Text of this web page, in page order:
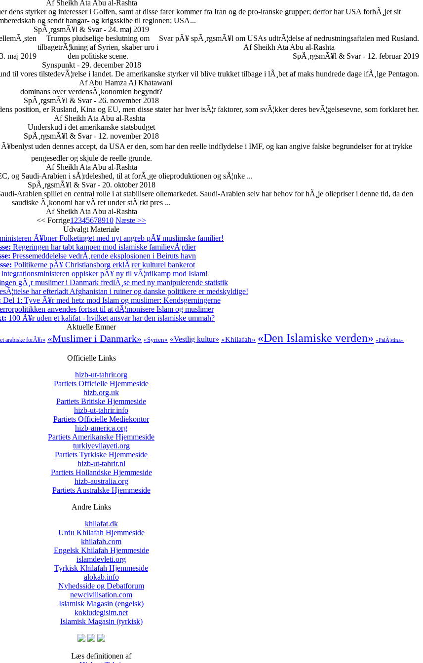
Af Sheikh Ata Abu al-Rashta
dens styrker og interesser i Golfen, samt at disse farer kommer fra Iran og de pro-iranske grupper; derfor har USA forhÃ¸jet sit
og sendt hangar- og krigsskibe til regionen; USA...
SpÃ¸rgsmÃ¥l & Svar - 24. maj 2019
maj 2019
Svar pÃ¥ spÃ¸rgsmÃ¥l om USAs udtrÃ¦delse af nedrustningsaftalen med Rusland.
Af Sheikh Ata Abu al-Rashta
SpÃ¸rgsmÃ¥l & Svar - 12. februar 2019
Trumps pludselige beslutning om
tilbagetrÃ¦kning af Syrien, skaber uro i
den politiske scene.
Synspunkt - 29. december 2018
til vores tilstedevÃ¦relse i landet. De amerikanske styrker vil blive trukket tilbage i lÃ¸bet af maks hundrede dage ifÃ¸lge Pentagon.
Af Abu Hamza Al Khatawani
dominans over verdensÃ¸konomien begyndt?
SpÃ¸rgsmÃ¥l & Svar - 26. november 2018
position, er Rusland, Kina og EU, men disse stater har hver isÃ¦r faktorer, som svÃ¦kker deres bevÃ¦gelsesevne, som forklaret her.
Af Sheikh Ata Abu al-Rashta
Underskud i det amerikanske statsbudget
SpÃ¸rgsmÃ¥l & Svar - 12. november 2018
uden dennes accept, da USA er den, som har den reelle indflydelse i IMF, og kan angive falske begrundelser for at trykke
pengesedler og skjule de reelle grunde.
Af Sheikh Ata Abu al-Rashta
og Saudi-Arabien i sÃ¦rdeleshed, til at forÃ¸ge olieproduktionen og sÃ¦nke ...
SpÃ¸rgsmÃ¥l & Svar - 20. oktober 2018
Arabien spillet en central rolle i at stabilisere oliemarkedet. Saudi-Arabien selv har behov for hÃ¸je oliepriser i denne tid, da den
saudiske Ã¸konomi har vÃ¦ret under stÃ¦rkt pres ...
Af Sheikh Ata Abu al-Rashta
<< Forrige1 2345678910 Næste >>
Udvalgt Materiale
Ã¥bner Folketinget med nyt angreb pÃ¥ muslimske familier!
Regeringen har tabt kampen mod islamiske familievÃ¦rdier
Pressemeddelelse vedrÃ¸rende eksplosionen i Beiruts havn
Politikerne pÃ¥ Christiansborg erklÃ¦rer kulturel bankerot
Integrationsministeren oppisker pÃ¥ ny til vÃ¦rdikamp mod Islam!
gÃ¸r muslimer i Danmark fredlÃ¸se med ny manipulerende statistik
har efterladt Afghanistan i ruiner og danske politikere er medskyldige!
Del 1: Tyve Ã¥r med hetz mod Islam og muslimer: Kendsgerningerne
anvendes fortsat til at dÃ¦monisere Islam og muslimer
100 Ã¥r uden et kalifat - hvilket ansvar har den islamiske ummah?
Aktuelle Emner
arabiske forÃ¥r» «Muslimer i Danmark» «Syrien» «Vestlig kultur» «Khilafah» «Den Islamiske verden» «PalÃ¦stina»
Officielle Links
hizb-ut-tahrir.org
Partiets Officielle Hjemmeside
hizb.org.uk
Partiets Britiske Hjemmeside
hizb-ut-tahrir.info
Partiets Officielle Mediekontor
hizb-america.org
Partiets Amerikanske Hjemmeside
turkiyevilayeti.org
Partiets Tyrkiske Hjemmeside
hizb-ut-tahrir.nl
Partiets Hollandske Hjemmeside
hizb-australia.org
Partiets Australske Hjemmeside
Andre Links
khilafat.dk
Urdu Khilafah Hjemmeside
khilafah.com
Engelsk Khilafah Hjemmeside
islamdevleti.org
Tyrkisk Khilafah Hjemmeside
alokab.info
Nyhedsside og Debatforum
newcivilisation.com
Islamisk Magasin (engelsk)
kokludegisim.net
Islamisk Magasin (tyrkisk)
Læs definitionen af